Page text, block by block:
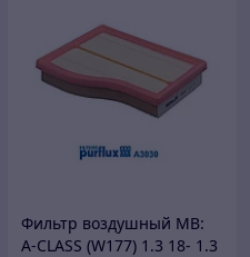
Фильтр воздушный MB:
A-CLASS (W177) 1.3 18- 1.3